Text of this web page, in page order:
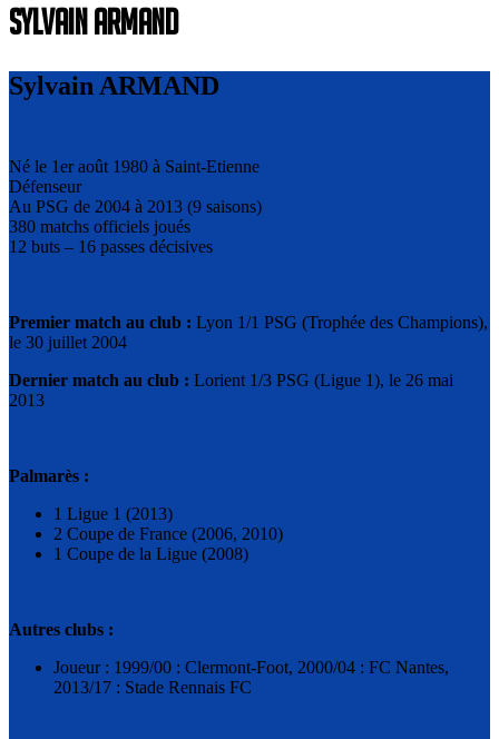
Sylvain ARMAND
Sylvain ARMAND
Né le 1er août 1980 à Saint-Etienne
Défenseur
Au PSG de 2004 à 2013 (9 saisons)
380 matchs officiels joués
12 buts – 16 passes décisives
Premier match au club : Lyon 1/1 PSG (Trophée des Champions),
le 30 juillet 2004
Dernier match au club : Lorient 1/3 PSG (Ligue 1), le 26 mai
2013
Palmarès :
1 Ligue 1 (2013)
2 Coupe de France (2006, 2010)
1 Coupe de la Ligue (2008)
Autres clubs :
Joueur : 1999/00 : Clermont-Foot, 2000/04 : FC Nantes,
2013/17 : Stade Rennais FC